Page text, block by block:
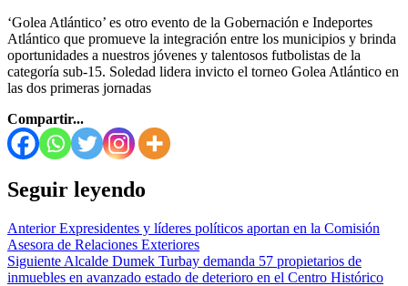
‘Golea Atlántico’ es otro evento de la Gobernación e Indeportes
Atlántico que promueve la integración entre los municipios y brinda
oportunidades a nuestros jóvenes y talentosos futbolistas de la
categoría sub-15. Soledad lidera invicto el torneo Golea Atlántico en
las dos primeras jornadas
Compartir...
Seguir leyendo
AnteriorExpresidentes y líderes políticos aportan en la Comisión
Asesora de Relaciones Exteriores
Siguiente Alcalde Dumek Turbay demanda 57 propietarios de
inmuebles en avanzado estado de deterioro en el Centro Histórico